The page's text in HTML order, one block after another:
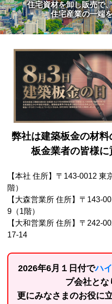
住宅資材を卸し販売で
住宅産業の一端
弊社は建築板金の材
板金業者の皆様に
【本社 住所】〒143-0012
階）
【大森営業所 住所】〒143-
9（1階）
【大和営業所 住所】〒242-
17-14
2026年6月１日付でハ
プ会社とな
更にみなさまのお役に